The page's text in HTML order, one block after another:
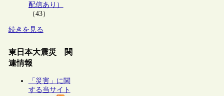
配信あり）
（43）
続きを見る
東日本大震災 関
連情報
「災害」に関
する当サイト